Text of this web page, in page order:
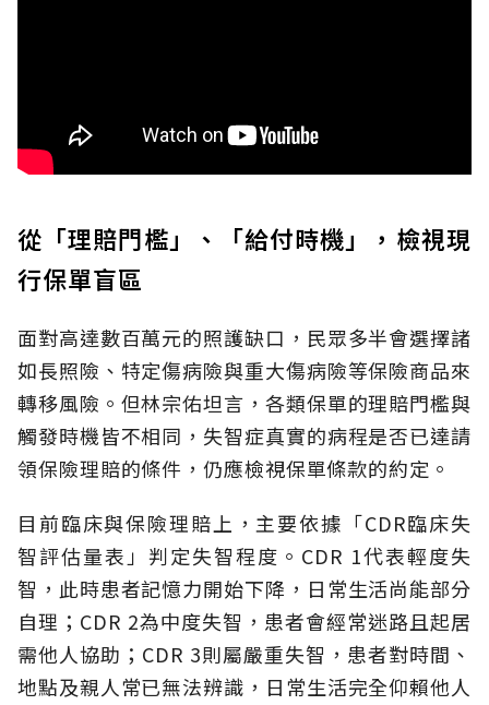
從「理賠門檻」、「給付時機」，檢視現
行保單盲區
面對高達數百萬元的照護缺口，民眾多半會選擇諸
如長照險、特定傷病險與重大傷病險等保險商品來
轉移風險。但林宗佑坦言，各類保單的理賠門檻與
觸發時機皆不相同，失智症真實的病程是否已達請
領保險理賠的條件，仍應檢視保單條款的約定。
目前臨床與保險理賠上，主要依據「CDR臨床失
智評估量表」判定失智程度。CDR 1代表輕度失
智，此時患者記憶力開始下降，日常生活尚能部分
自理；CDR 2為中度失智，患者會經常迷路且起居
需他人協助；CDR 3則屬嚴重失智，患者對時間、
地點及親人常已無法辨識，日常生活完全仰賴他人